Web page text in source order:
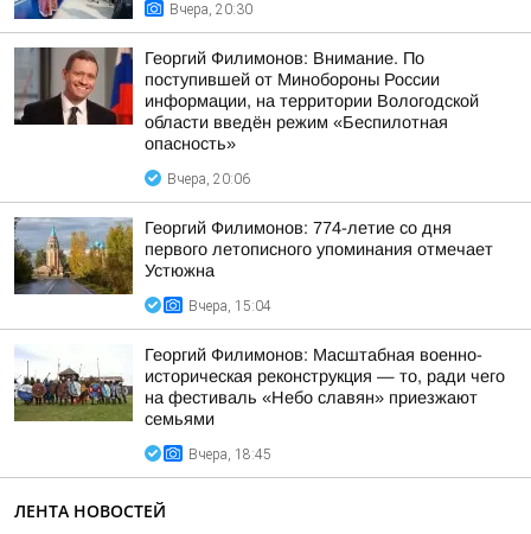
Вчера, 20:30
Георгий Филимонов: Внимание. По
поступившей от Минобороны России
информации, на территории Вологодской
области введён режим «Беспилотная
опасность»
Вчера, 20:06
Георгий Филимонов: 774-летие со дня
первого летописного упоминания отмечает
Устюжна
Вчера, 15:04
Георгий Филимонов: Масштабная военно-
историческая реконструкция — то, ради чего
на фестиваль «Небо славян» приезжают
семьями
Вчера, 18:45
ЛЕНТА НОВОСТЕЙ